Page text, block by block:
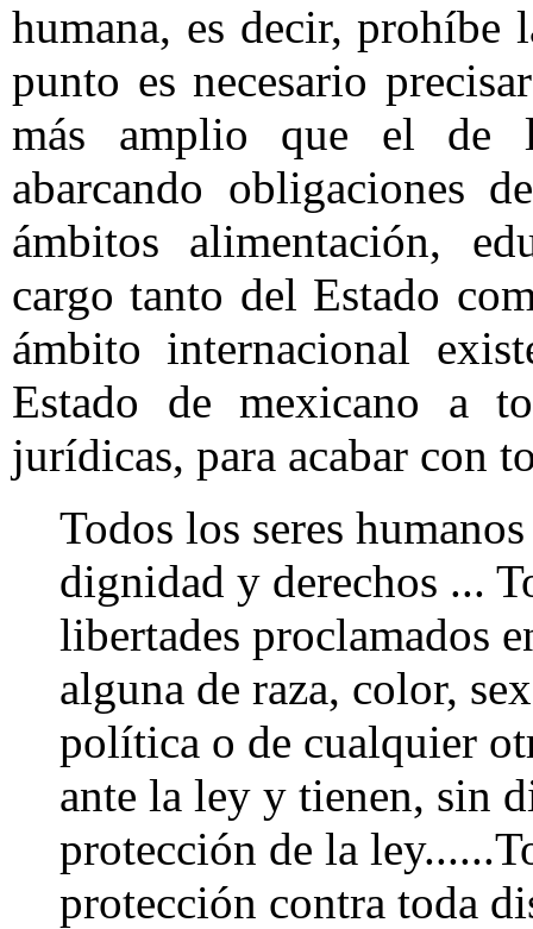
humana, es decir, prohíbe
punto es necesario
más amplio que el de
abarcando obligaciones
ámbitos alimentación,
cargo tanto del Estado
ámbito internacional
Estado de mexicano a
jurídicas, para acabar con
Todos los seres
dignidad y derechos ...
libertades proclamados
alguna de raza, color,
política o de cualquier
ante la ley y tienen, sin
protección de la
protección contra toda